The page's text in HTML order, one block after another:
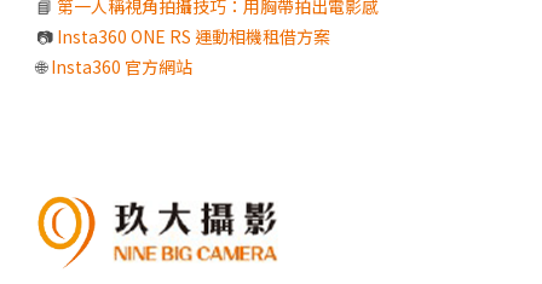
📘 第一人稱視角拍攝技巧：用胸帶拍出電影感
📷 Insta360 ONE RS 運動相機租借方案
🌐Insta360 官方網站